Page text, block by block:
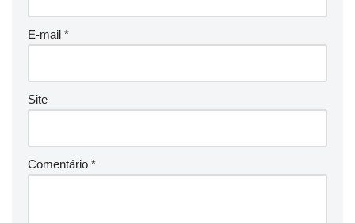
E-mail *
Site
Comentário *